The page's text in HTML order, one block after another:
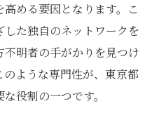
める要因となります。こ
た独自のネットワークを
明者の手がかりを見つけ
ような専門性が、東京都
役割の一つです。